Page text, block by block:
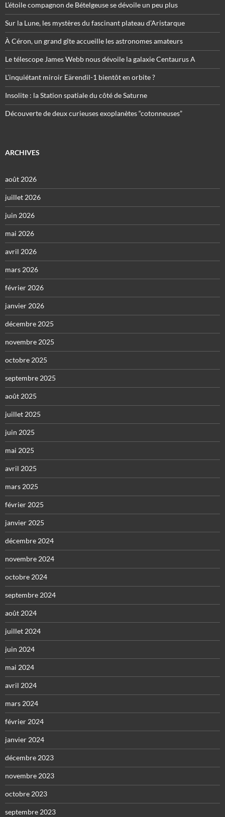
L’étoile compagnon de Bételgeuse se dévoile un peu plus
Sur la Lune, les mystères du fascinant plateau d’Aristarque
À Céron, un grand gîte accueille les astronomes amateurs
Le télescope James Webb nous dévoile la galaxie Centaurus A
L’inquiétant miroir Eärendil-1 bientôt en orbite ?
Insolite : la Station spatiale du côté de Saturne
Découverte de deux curieuses exoplanètes “cotonneuses”
ARCHIVES
août 2026
juillet 2026
juin 2026
mai 2026
avril 2026
mars 2026
février 2026
janvier 2026
décembre 2025
novembre 2025
octobre 2025
septembre 2025
août 2025
juillet 2025
juin 2025
mai 2025
avril 2025
mars 2025
février 2025
janvier 2025
décembre 2024
novembre 2024
octobre 2024
septembre 2024
août 2024
juillet 2024
juin 2024
mai 2024
avril 2024
mars 2024
février 2024
janvier 2024
décembre 2023
novembre 2023
octobre 2023
septembre 2023